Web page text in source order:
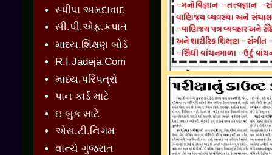
સ્પીપા અમદાવાદ
સી.પી.એફ.કપાત
માધ્ય.શિક્ષણ બોર્ડ
R.I.Jadeja.Com
માધ્ય.પરિપત્રો
પાન કાર્ડ માટે
ઇ બુક માટે
એસ.ટી.નિગમ
વાન્ચે ગુજરાત